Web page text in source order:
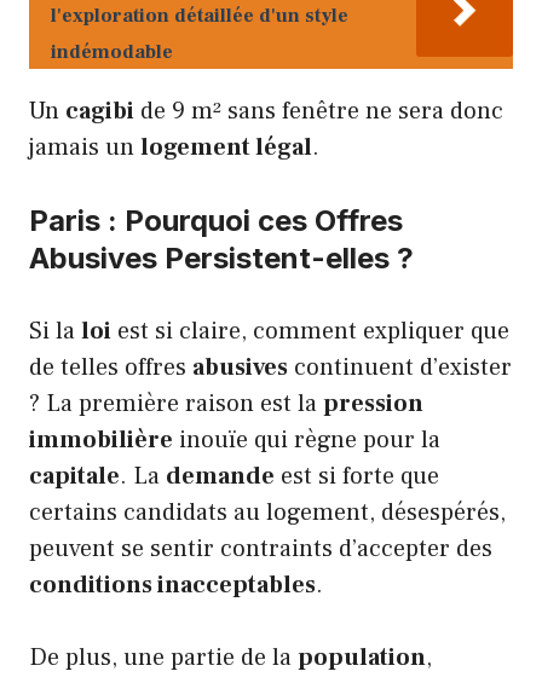
l'exploration détaillée d'un style
indémodable
Un cagibi de 9 m² sans fenêtre ne sera donc
jamais unlogement légal.
Paris : Pourquoi ces Offres
Abusives Persistent-elles ?
Si laloi est si claire, comment expliquer que
de telles offres abusives continuent d’exister
? La première raison est lapression
immobilière inouïe qui règne pour la
capitale. La demande est si forte que
certains candidats au logement, désespérés,
peuvent se sentir contraints d’accepter des
conditions inacceptables.
De plus, une partie de lapopulation,